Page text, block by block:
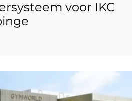
voor IKC